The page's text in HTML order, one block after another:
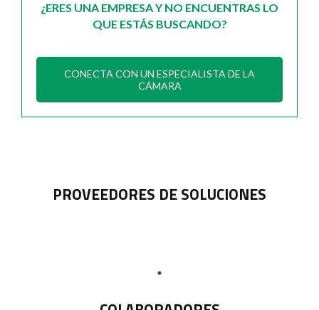
¿ERES UNA EMPRESA Y NO ENCUENTRAS LO
QUE ESTÁS BUSCANDO?
CONECTA CON UN ESPECIALISTA DE LA
CÁMARA
PROVEEDORES DE SOLUCIONES